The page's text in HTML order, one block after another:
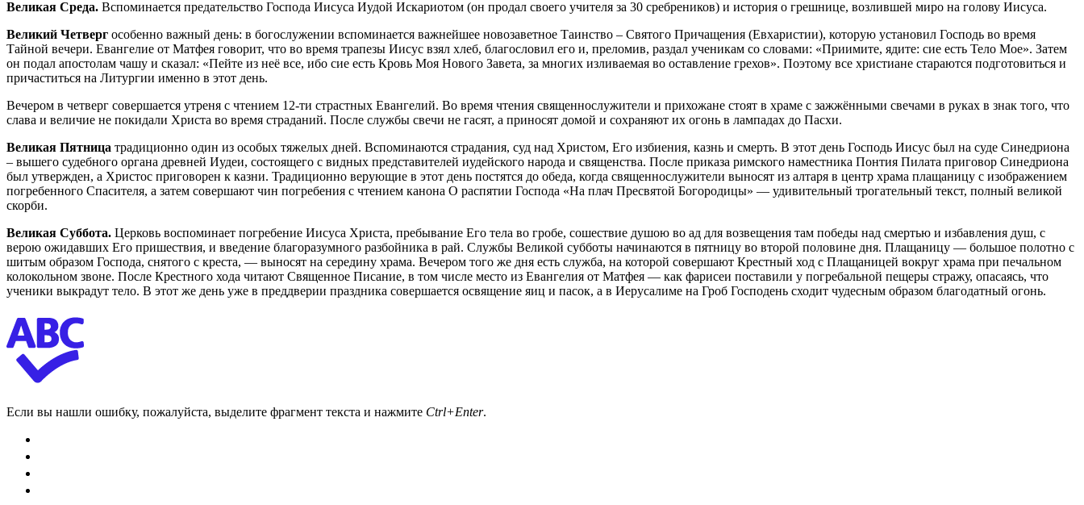
Великая Среда. Вспоминается предательство Господа Иисуса Иудой Искариотом (он продал своего учителя за 30 сребреников) и история о грешнице, возлившей миро на голову Иисуса.
Великий Четверг особенно важный день: в богослужении вспоминается важнейшее новозаветное Таинство – Святого Причащения (Евхаристии), которую установил Господь во время
Тайной вечери. Евангелие от Матфея говорит, что во время трапезы Иисус взял хлеб, благословил его и, преломив, раздал ученикам со словами: «Приимите, ядите: сие есть Тело Мое». Затем
он подал апостолам чашу и сказал: «Пейте из неё все, ибо сие есть Кровь Моя Нового Завета, за многих изливаемая во оставление грехов». Поэтому все христиане стараются подготовиться и
причаститься на Литургии именно в этот день.
Вечером в четверг совершается утреня с чтением 12-ти страстных Евангелий. Во время чтения священнослужители и прихожане стоят в храме с зажжёнными свечами в руках в знак того, что
слава и величие не покидали Христа во время страданий. После службы свечи не гасят, а приносят домой и сохраняют их огонь в лампадах до Пасхи.
Великая Пятница традиционно один из особых тяжелых дней. Вспоминаются страдания, суд над Христом, Его избиения, казнь и смерть. В этот день Господь Иисус был на суде Синедриона
– вышего судебного органа древней Иудеи, состоящего с видных представителей иудейского народа и священства. После приказа римского наместника Понтия Пилата приговор Синедриона
был утвержден, а Христос приговорен к казни. Традиционно верующие в этот день постятся до обеда, когда священнослужители выносят из алтаря в центр храма плащаницу с изображением
погребенного Спасителя, а затем совершают чин погребения с чтением канона О распятии Господа «На плач Пресвятой Богородицы» — удивительный трогательный текст, полный великой
скорби.
Великая Суббота. Церковь воспоминает погребение Иисуса Христа, пребывание Его тела во гробе, сошествие душою во ад для возвещения там победы над смертью и избавления душ, с
верою ожидавших Его пришествия, и введение благоразумного разбойника в рай. Службы Великой субботы начинаются в пятницу во второй половине дня. Плащаницу — большое полотно с
шитым образом Господа, снятого с креста, — выносят на середину храма. Вечером того же дня есть служба, на которой совершают Крестный ход с Плащаницей вокруг храма при печальном
колокольном звоне. После Крестного хода читают Священное Писание, в том числе место из Евангелия от Матфея — как фарисеи поставили у погребальной пещеры стражу, опасаясь, что
ученики выкрадут тело. В этот же день уже в преддверии праздника совершается освящение яиц и пасок, а в Иерусалиме на Гроб Господень сходит чудесным образом благодатный огонь.
Если вы нашли ошибку, пожалуйста, выделите фрагмент текста и нажмите Ctrl+Enter.